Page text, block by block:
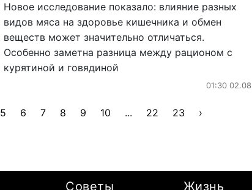
Новое исследование показало: влияние разных
видов мяса на здоровье кишечника и обмен
веществ может значительно отличаться.
Особенно заметна разница между рационом с
курятиной и говядиной
01:30 02.08
5 6 7 8 9 10 ... 22 23 ›
Советы Жизнь